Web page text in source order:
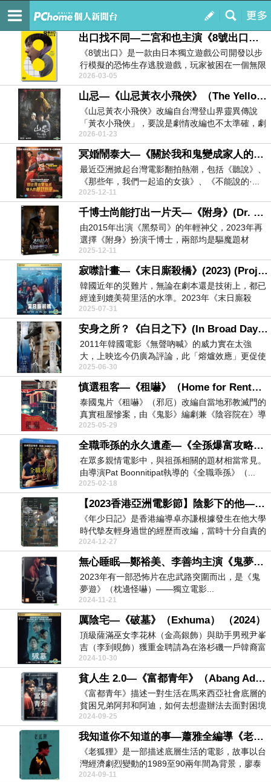
我的
訂閱
你也愛影畫嗎﹖
出口找不同—二宮和也主演《8號出口》（The Exit 8）
《8號出口》是一款由日本獨立遊戲公司開發以步
行模擬的恐怖生存逃脫遊戲，玩家被困在一個無限
循環的日本地...
2026-03-05
山忌—《山忌黃衣小飛俠》（The Yellow Taboo） （2025）
《山忌黃衣小飛俠》改編自台灣登山界靈異傳說
「黃衣小飛俠」，要說是劇情改編也不太準確，劇
情講述三位大學...
2026-01-23
冥婚鬧泰大—《關於我和鬼變成家人的那封利是》(The Red Envelope) (2025)
最近亞洲掀起台灣電影翻拍熱潮，包括《聽說》、
《那些年，我們一起追的女孩》、《不能說的·...
2025-12-11
千博士尚能打出一片天—《附身》(Dr. Cheon and Lost Talisman) (2023)
由2015年出演《黑祭司》的年輕神父，2023年再
選擇《附身》扮演千博士，兩部均是驅魔題材
&mdas...
2025-12-11
寂噤計畫—《末日廝殺橋》(2023) (Project Silence)
韓國近年的災難片，無論在劇本還是技術上，都已
經達到媲美荷里活的水準。2023年《末日廝殺
橋》把科幻、...
2025-07-31
安身之所？《白日之下》(In Broad Daylight) (2023)
2011年韓國電影《無聲吶喊》的威力實在太強
大，上映迄今仍廣為評論，此「熔爐效應」更促使
當地政府修改...
2025-06-30
慎選租客—《租嚇》（Home for Rent）（2023）
泰國鬼片《租嚇》（邪厄）改編自當地邪教滅門的
真實租屋慘案，由《鬼影》編劇兼《陰容院在》導
演Sopho...
2025-05-29
全職乖孫的永久遺產—《全孫爆富攻略》（2024）
在眾多親情電影中，與祖孫相關的題材相當常見。
由導演Pat Boonnitipat執導的《全職乖孫》（...
2025-02-18
【2023香港亞洲電影節】陰影下的他—《年少日記》（Time Still Turns The Pages）
《年少日記》是香港編導卓亦謙根據發生在他大學
時代摰友輕身過世的經歷而改編，當時十分自責的
他，內心忍不...
2024-12-27
無心睡眠—鄭裕美、李善均主演《鬼夢遊》（Sleep）（2023）
2023年有一部恐怖片在忠武路突圍而出，是《鬼
夢遊》（枕邊怪嚇）——獨立電影...
2024-11-21
厲陰宅—《破墓》（Exhuma） （2024）
頂級薩滿巫女李花林（金高銀飾）與助手男覡尹峯
吉（李到晛飾）獲重金聘請為在洛杉磯一戶韓裔富
豪朴家族驅邪...
2024-10-30
貧人生 2.0—《富都青年》（Abang Adik）（2023）
《富都青年》描述一對生活在馬來西亞社會底層的
貧困兄弟阿邦和阿迪，如何去想盡辦法去面對困境
的故事。由「...
2024-09-25
我知道你不知道的事—蕭雅全編導《老狐狸》（Old Fox）（2023）
《老狐狸》是一部描述底層生活的電影，故事以台
灣經濟劇烈變動的1989至90兩年間為背景，廖泰
來（劉冠...
2024-09-11